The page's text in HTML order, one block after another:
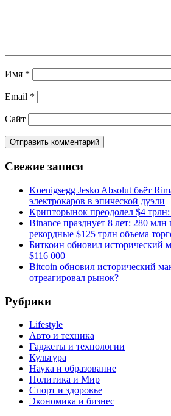
Имя *
Email *
Сайт
Свежие записи
Koenigsegg Jesko Absolut бьёт
электрокаров в эпической дуэли
Крипторынок преодолел $4 трлн:
Binance празднует 8 лет: 280 млн
рекордные $125 трлн объема
Биткоин обновил исторический
$116 000
Bitcoin обновил исторический
отреагировал рынок?
Рубрики
Lifestyle
Авто и техника
Гаджеты и технологии
Культура
Наука и образование
Политика и Мир
Спорт и здоровье
Экономика и бизнес